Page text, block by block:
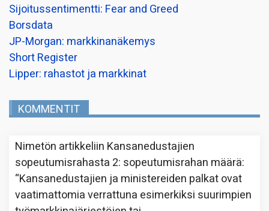
Sijoitussentimentti: Fear and Greed
Borsdata
JP-Morgan: markkinanäkemys
Short Register
Lipper: rahastot ja markkinat
KOMMENTIT
Nimetön artikkeliin Kansanedustajien
sopeutumisrahasta 2: sopeutumisrahan määrä:
“Kansanedustajien ja ministereiden palkat ovat
vaatimattomia verrattuna esimerkiksi suurimpien